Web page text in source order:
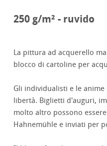
250 g/m² - ruvido
La pittura ad acquerello
blocco di cartoline per
Gli individualisti e le
libertà. Biglietti d'auguri,
molto altro possono
Hahnemühle e inviati per